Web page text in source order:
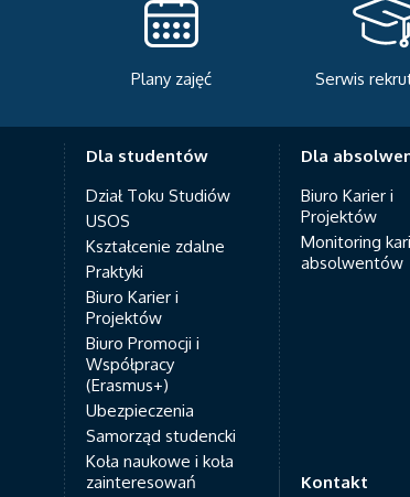
Serwis rekrutacyjny
Dla studentów
Dział Toku Studiów
USOS
Kształcenie zdalne
Praktyki
Biuro Karier i
Projektów
Biuro Promocji i
Współpracy
(Erasmus+)
Ubezpieczenia
Samorząd studencki
Koła naukowe i koła
zainteresowań
Dla
Biuro Karier i
Projektów
Monitoring
absolwentów
Kontakt